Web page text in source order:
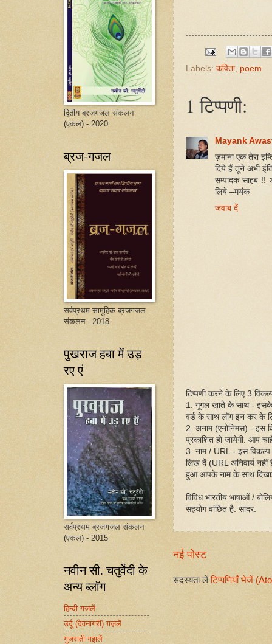
Labels: कविता, poem
1 टिप्पणी:
Mayank
ज़माना एक तेरा
दिये हैं तूने अभी
सम्पादक साहब !!
लिये –मयंक
जवाब दें
टिप्पणी करने के लिए 3
1. गूगल खाते के साथ -
वर्ड के साथ लॉग इन कर के
2. अनाम (एनोनिमस) - इस
प्रकाशित हो जायेगी. आप
3. नाम / URL - इस
लिख दें (URL अनिवार्य
हुआ आपके नाम के साथ
विविध भारतीय भाषाओं /
सहयोग वांछित है. सादर.
नई पोस्ट
सदस्यता लेंटिप्पणियाँ भेजें
द्वितीय ब्रजगजल संकलन
(एकल) - 2020
ब्रज-गजल
सर्वप्रथम सामूहिक ब्रजगजल
संकलन - 2018
पुखराज हबा में उड़
रए एं
सर्वप्रथम ब्रजगजल संकलन
(एकल) - 2015
नवीन सी. चतुर्वेदी के
अन्य ब्लॉग
हिन्दी गजलें
उर्दू (देवनागरी) ग़ज़लें
गुजराती गझलें